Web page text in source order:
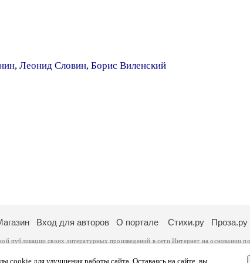
, Леонид Словин, Борис Виленский
cookie для улучшения работы сайта. Оставаясь на сайте, вы
Вход для авторов О портале Стихи.ру Проза.ру
публикации своих литературных произведений в сети Интернет на основании
. Перепечатка произведений возможна только с согласия его автора, к
самостоятельно на основании
законодательства